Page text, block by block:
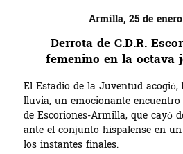
Armilla, 25 de
Derrota de C.D.R.
femenino en la octava
El Estadio de la Juventud
lluvia, un emocionante
de Escoriones-Armilla, que cayó
ante el conjunto hispalense en
los instantes finales.